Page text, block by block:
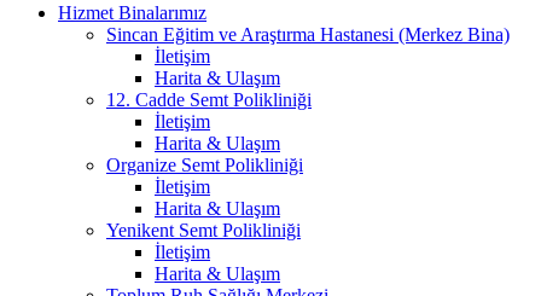
Hizmet Binalarımız
Sincan Eğitim ve Araştırma Hastanesi (Merkez Bina)
İletişim
Harita & Ulaşım
12. Cadde Semt Polikliniği
İletişim
Harita & Ulaşım
Organize Semt Polikliniği
İletişim
Harita & Ulaşım
Yenikent Semt Polikliniği
İletişim
Harita & Ulaşım